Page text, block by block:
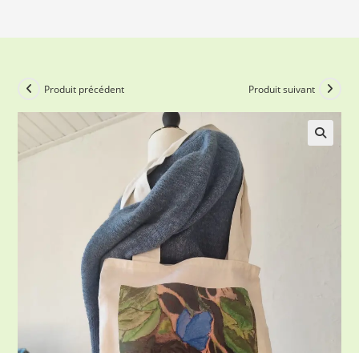
Produit précédent Produit suivant